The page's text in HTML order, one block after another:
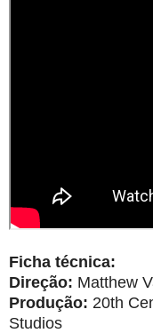
Ficha técnica:
Direção: Matthew
Produção: 20th
Studios